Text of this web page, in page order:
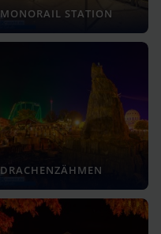
MONORAIL STATION
DRACHENZÄHMEN